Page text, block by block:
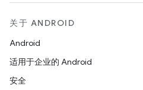
关于 ANDROID
Android
适用于企业的 Android
安全